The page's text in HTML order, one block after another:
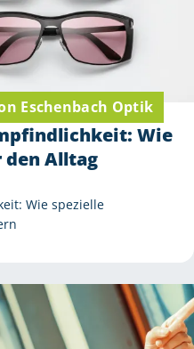
Eschenbach Optik
Wie
den Alltag
Wie spezielle